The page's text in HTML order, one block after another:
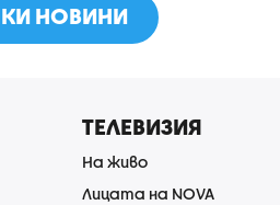
НОВИНИ
ТЕЛЕВИЗИЯ
На живо
Лицата на NOVA